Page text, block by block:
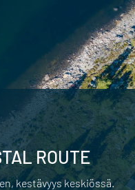
ROUTE
kestävyys keskiössä.